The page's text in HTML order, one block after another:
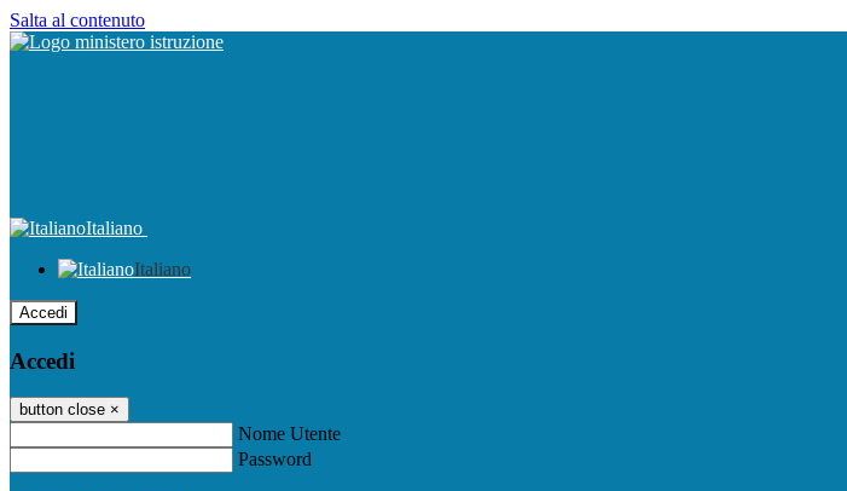
Salta al contenuto
Italiano
Italiano
Accedi
Accedi
button close ×
Nome Utente
Password